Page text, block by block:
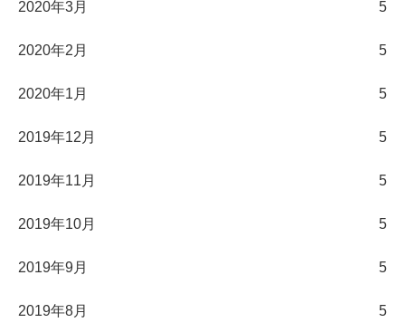
2020年3月 5
2020年2月 5
2020年1月 5
2019年12月 5
2019年11月 5
2019年10月 5
2019年9月 5
2019年8月 5